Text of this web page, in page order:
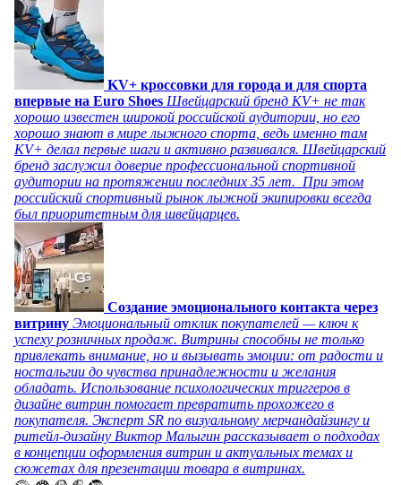
KV+ кроссовки для города и для спорта
впервые на Euro Shoes Швейцарский бренд KV+ не так
хорошо известен широкой российской аудитории, но его
хорошо знают в мире лыжного спорта, ведь именно там
KV+ делал первые шаги и активно развивался. Швейцарский
бренд заслужил доверие профессиональной спортивной
аудитории на протяжении последних 35 лет. При этом
российский спортивный рынок лыжной экипировки всегда
был приоритетным для швейцарцев.
Создание эмоционального контакта через
витрину Эмоциональный отклик покупателей — ключ к
успеху розничных продаж. Витрины способны не только
привлекать внимание, но и вызывать эмоции: от радости и
ностальгии до чувства принадлежности и желания
обладать. Использование психологических триггеров в
дизайне витрин помогает превратить прохожего в
покупателя. Эксперт SR по визуальному мерчандайзингу и
ритейл-дизайну Виктор Малыгин рассказывает о подходах
в концепции оформления витрин и актуальных темах и
сюжетах для презентации товара в витринах.